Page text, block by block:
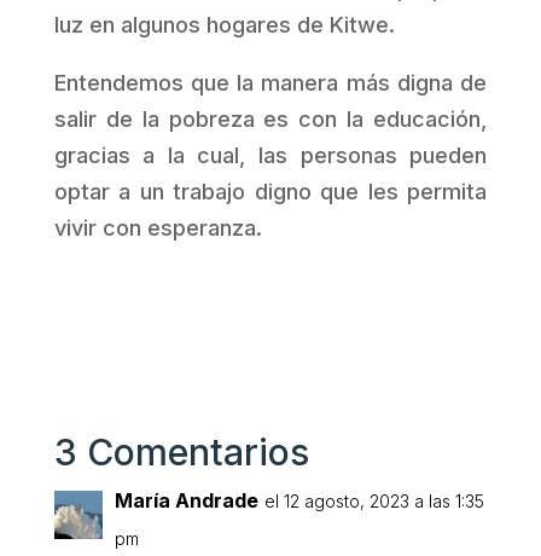
luz en algunos hogares de Kitwe.
Entendemos que la manera más digna de
salir de la pobreza es con la educación,
gracias a la cual, las personas pueden
optar a un trabajo digno que les permita
vivir con esperanza.
3 Comentarios
María Andrade el 12 agosto, 2023 a las 1:35
pm